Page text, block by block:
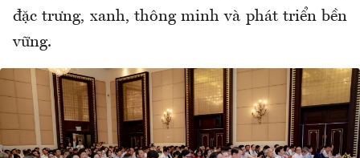
đặc trưng, xanh, thông minh và phát triển bền
vững.